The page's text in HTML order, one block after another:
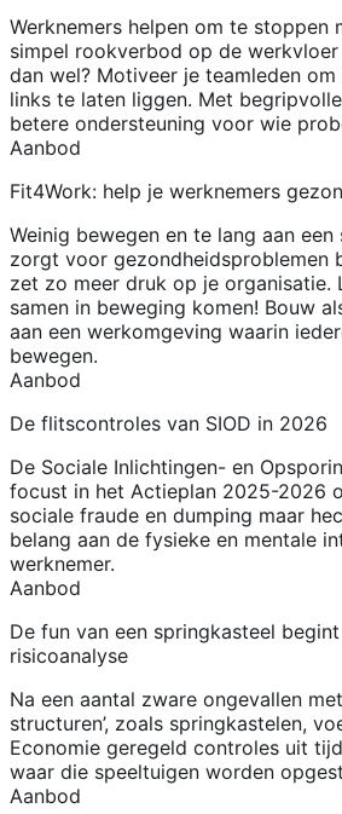
Werknemers helpen om te stoppen
simpel rookverbod op de
dan wel? Motiveer je teamleden
links te laten liggen. Met
betere ondersteuning voor wie
Aanbod
Fit4Work: help je werknemers
Weinig bewegen en te lang aan
zorgt voor gezondheidsproblemen
zet zo meer druk op je organisatie.
samen in beweging komen! Bouw
aan een werkomgeving waarin
bewegen.
Aanbod
De flitscontroles van SIOD in 2026
De Sociale Inlichtingen- en
focust in het Actieplan 2025-2026
sociale fraude en dumping maar
belang aan de fysieke en mentale
werknemer.
Aanbod
De fun van een springkasteel
risicoanalyse
Na een aantal zware ongevallen
structuren’, zoals springkastelen,
Economie geregeld controles uit
waar die speeltuigen worden
Aanbod